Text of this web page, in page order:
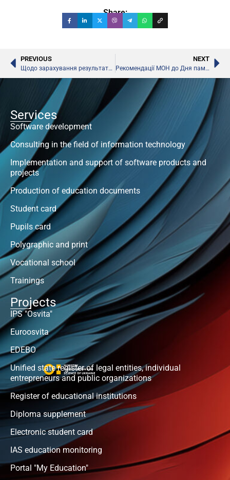
Share:
PREVIOUS
Щодо зарахування результату апробаційного ЗНО з іноземних мов як оцінку з ДПА
NEXT
Рекомендації МОН до Дня пам’яті та примирення
Services
Software development
Consulting in the field of information technology
Implementation and support of software products and
projects
Production of education documents
Student card
Pupils card
Polygraphic and print
Vocational school
Trainings
Projects
IPS "Osvita"
Euroosvita
EDEBO
Unified state register of legal entities, individual
entrepreneurs and public organizations
Register of educational institutions
Diploma supplement
Electronic student card
IAS education monitoring
Portal "My Education"